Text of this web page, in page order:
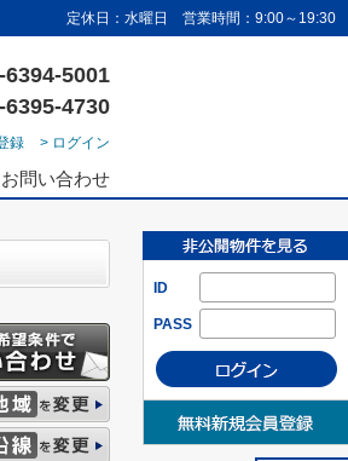
定休日：水曜日 営業時間：9:00～19:30
5001
4730
録 > ログイン
お問い合わせ
ID
PASS